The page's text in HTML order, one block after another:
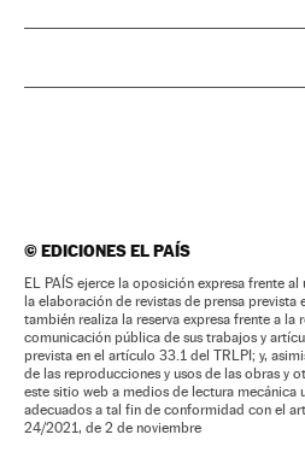
©EDICIONES EL PAÍS
EL PAÍS ejerce la oposición expresa frente
la elaboración de revistas de prensa
también realiza la reserva expresa frente a
comunicación pública de sus trabajos y
prevista en el artículo 33.1 del TRLPI; y,
de las reproducciones y usos de las obras y
este sitio web a medios de lectura mecánica
adecuados a tal fin de conformidad con el
24/2021, de 2 de noviembre